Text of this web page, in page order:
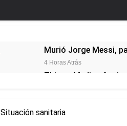
Murió Jorge Messi,
4 Horas Atrás
Thiago Medina fue
6 Horas Atrás
Situación sanitaria